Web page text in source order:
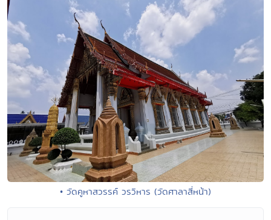
• วัดคูหาสวรรค์ วรวิหาร (วัดศาลาสี่หน้า)